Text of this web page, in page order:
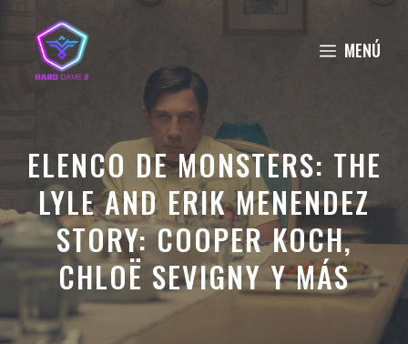
contenido
MENÚ
ELENCO DE MONSTERS: THE
LYLE AND ERIK MENENDEZ
STORY: COOPER KOCH,
CHLOË SEVIGNY Y MÁS